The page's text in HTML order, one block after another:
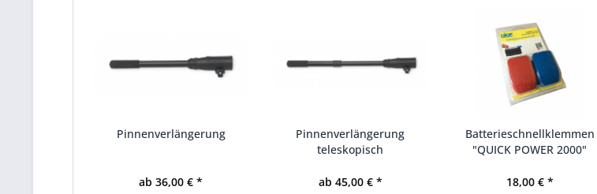
Pinnenverlängerung
ab 36,00 € *
Pinnenverlängerung
teleskopisch
ab 45,00 € *
Batterieschnellklemmen
"QUICK POWER 2000"
18,00 € *